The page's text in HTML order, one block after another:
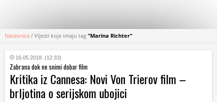
KATEGORIJE
HRVATSKI
WEB
Naslovnica / Vijesti koje imaju tag "Marina Richter"
16.05.2018. (12:33)
Zabrana dok ne snimi dobar film
Kritika iz Cannesa: Novi Von Trierov film –
brljotina o serijskom ubojici